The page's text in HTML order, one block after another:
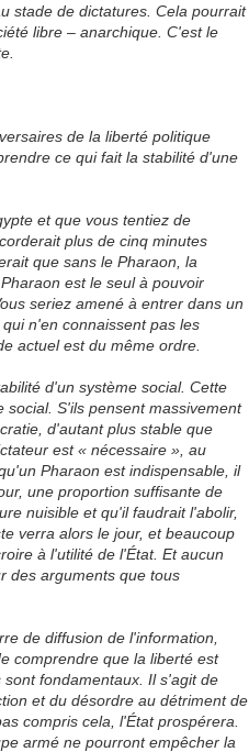
stade de dictatures. Cela pourrait
libre – anarchique. C'est le
de la liberté politique
ce qui fait la stabilité d'une
et que vous tentiez de
plus de cinq minutes
que sans le Pharaon, la
est le seul à pouvoir
seriez amené à entrer dans un
n'en connaissent pas les
actuel est du même ordre.
d'un système social. Cette
S'ils pensent massivement
d'autant plus stable que
est« nécessaire » , au
Pharaon est indispensable, il
une proportion suffisante de
nuisible et qu'il faudrait l'abolir,
verra alors le jour, et beaucoup
à l'utilité de l'État. Et aucun
des arguments que tous
de diffusion de l'information,
comprendre que la liberté est
fondamentaux. Il s'agit de
et du désordre au détriment de
compris cela, l'État prospérera.
armé ne pourront empêcher la